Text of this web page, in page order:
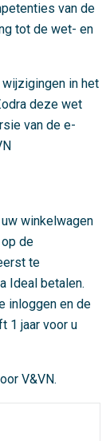
van de
tot de wet- en
in het
deze wet
van de e-
uw winkelwagen
de
te
Ideal betalen.
inloggen en de
1 jaar voor u
V&VN.